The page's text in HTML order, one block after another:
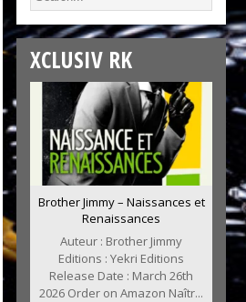
XCLUSIV RK
Brother Jimmy – Naissances et
Renaissances
Auteur : Brother Jimmy
Editions : Yekri Editions
Release Date : March 26th
2026 Order on Amazon Naîtr...